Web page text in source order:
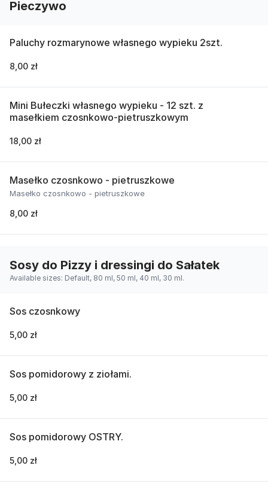
Pieczywo
Paluchy rozmarynowe własnego wypieku 2szt.
8,00 zł
Mini Bułeczki własnego wypieku - 12 szt. z
masełkiem czosnkowo-pietruszkowym
18,00 zł
Masełko czosnkowo - pietruszkowe
Masełko czosnkowo - pietruszkowe
8,00 zł
Sosy do Pizzy i dressingi do Sałatek
Available sizes: Default, 80 ml, 50 ml, 40 ml, 30 ml.
Sos czosnkowy
5,00 zł
Sos pomidorowy z ziołami.
5,00 zł
Sos pomidorowy OSTRY.
5,00 zł